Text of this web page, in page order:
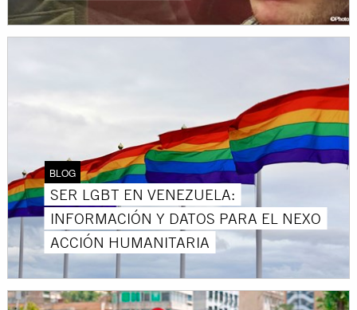
BLOG
SER LGBT EN VENEZUELA:
INFORMACIÓN Y DATOS PARA EL NEXO
ACCIÓN HUMANITARIA